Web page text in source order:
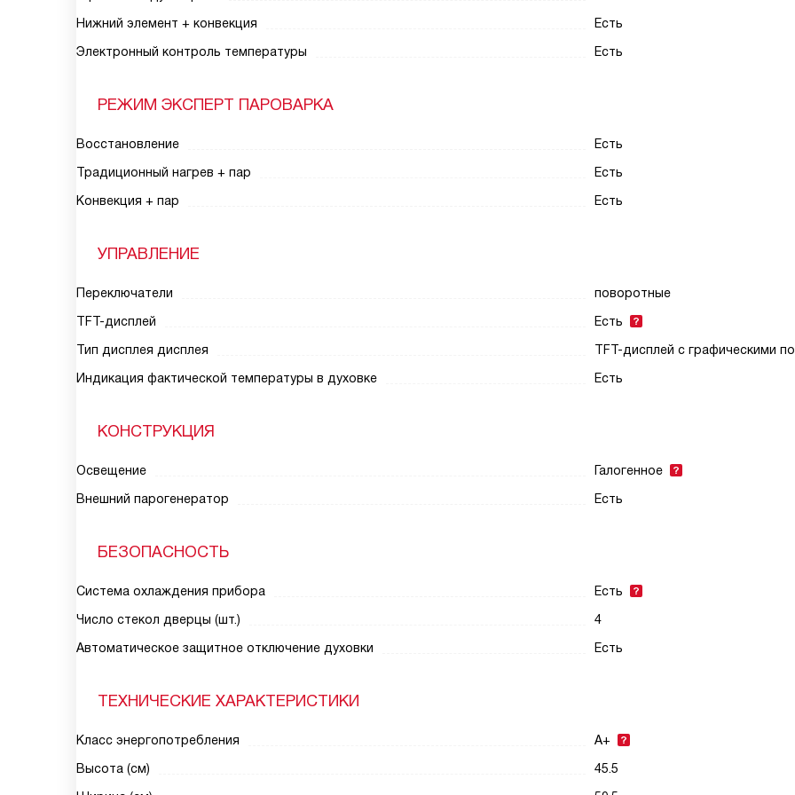
Нижний элемент + конвекция
Есть
Электронный контроль температуры
Есть
РЕЖИМ ЭКСПЕРТ ПАРОВАРКА
Восстановление
Есть
Традиционный нагрев + пар
Есть
Конвекция + пар
Есть
УПРАВЛЕНИЕ
Переключатели
поворотные
TFT-дисплей
Есть
Тип дисплея дисплея
TFT-дисплей с графическими
Индикация фактической температуры в духовке
Есть
КОНСТРУКЦИЯ
Освещение
Галогенное
Внешний парогенератор
Есть
БЕЗОПАСНОСТЬ
Система охлаждения прибора
Есть
Число стекол дверцы (шт.)
4
Автоматическое защитное отключение духовки
Есть
ТЕХНИЧЕСКИЕ ХАРАКТЕРИСТИКИ
Класс энергопотребления
A+
Высота (см)
45.5